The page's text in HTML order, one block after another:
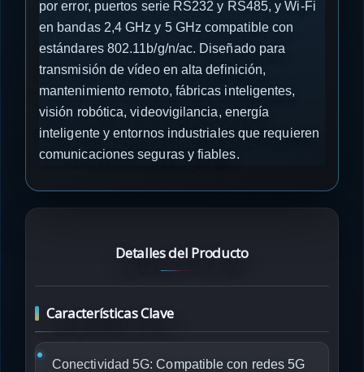
por error, puertos serie RS232 y RS485, y Wi-Fi
en bandas 2,4 GHz y 5 GHz compatible con
estándares 802.11b/g/n/ac. Diseñado para
transmisión de vídeo en alta definición,
mantenimiento remoto, fábricas inteligentes,
visión robótica, videovigilancia, energía
inteligente y entornos industriales que requieren
comunicaciones seguras y fiables.
Detalles del Producto
Características Clave
Conectividad 5G: Compatible con redes 5G